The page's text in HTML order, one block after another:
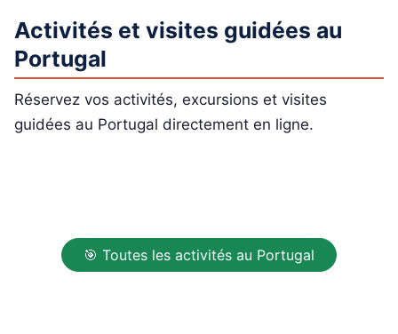
Activités et visites guidées au
Portugal
Réservez vos activités, excursions et visites
guidées au Portugal directement en ligne.
🎯 Toutes les activités au Portugal